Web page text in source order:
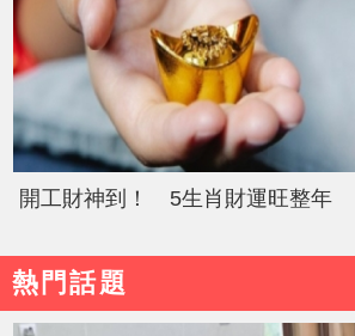
開工財神到！ 5生肖財運旺整年
熱門話題